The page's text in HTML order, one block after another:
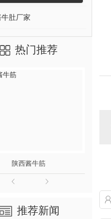
肚厂家
热门推荐
陕西酱牛筋
推荐新闻